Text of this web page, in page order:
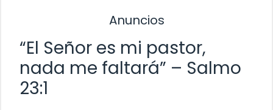
Anuncios
“El Señor es mi pastor,
nada me faltará” – Salmo
23:1